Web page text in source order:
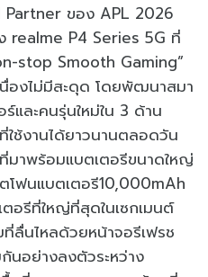
Partner ของ APL 2026
realme P4 Series 5G ที่
stop Smooth Gaming”
นื่องไม่มีสะดุด โดยพัฒนาสมา
และคนรุ่นใหม่ใน 3 ด้าน
ช้งานได้ยาวนานตลอดวัน
มาพร้อมแบตเตอรีขนาดใหญ่
โฟนแบตเตอรี10,000mAh
อรีที่ใหญ่ที่สุดในเซกเมนต์
ลื่นไหลด้วยหน้าจอรีเฟรช
นอย่างลงตัวระหว่าง